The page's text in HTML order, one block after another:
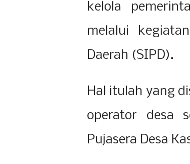
kelola
melalui
Daerah (SIPD).
Hal itulah yang
operator desa
Pujasera Desa